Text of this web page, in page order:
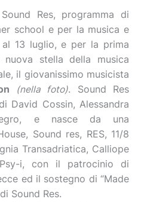
Res, programma di
school e per la musica e
13 luglio, e per la prima
stella della musica
il giovanissimo musicista
(nella foto). Sound Res
David Cossin, Alessandra
e nasce da una
Sound res, RES, 11/8
Transadriatica, Calliope
i, con il patrocinio di
ed il sostegno di “Made
Sound Res.